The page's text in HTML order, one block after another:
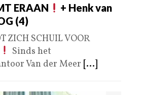
ERAAN
+ Henk van
(4)
ZICH SCHUIL VOOR
Sinds het
Van der Meer [...]